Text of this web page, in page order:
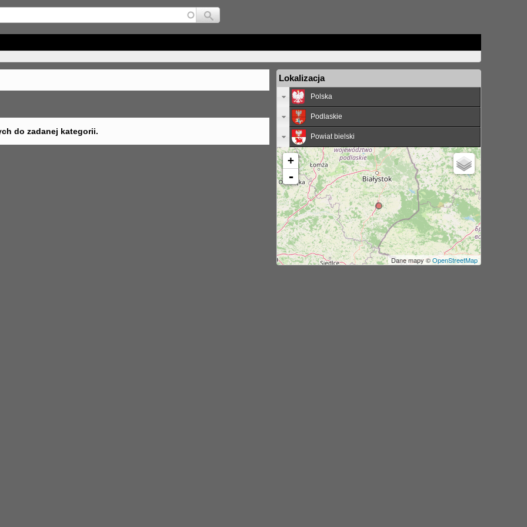
Jump to navigation
do zadanej kategorii.
Lokalizacja
Polska
Podlaskie
Powiat bielski
+
-
Dane mapy ©OpenStreetMap